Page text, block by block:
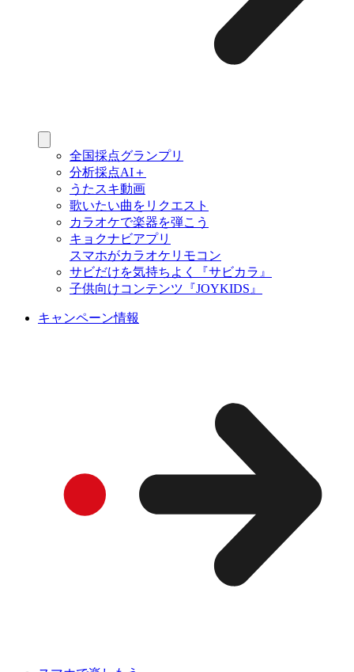
全国採点グランプリ
分析採点AI＋
うたスキ動画
歌いたい曲をリクエスト
カラオケで楽器を弾こう
キョクナビアプリ
スマホがカラオケリモコン
サビだけを気持ちよく『サビカラ』
子供向けコンテンツ『JOYKIDS』
キャンペーン情報